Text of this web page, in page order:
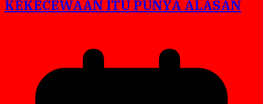
KEKECEWAAN ITU PUNYA ALASAN